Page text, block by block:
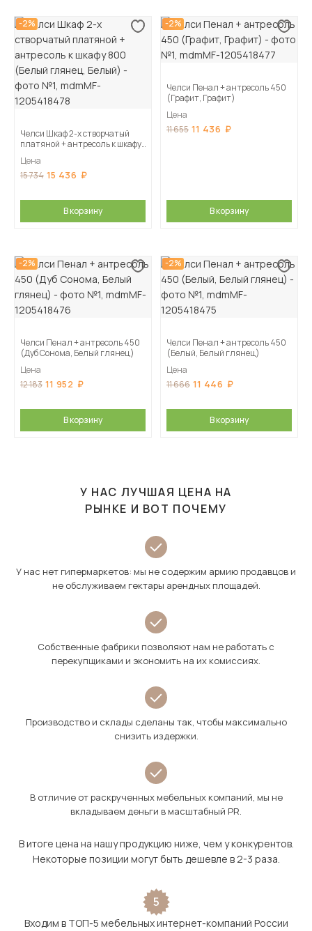
-2%
Челси Шкаф 2-х створчатый
платяной + антресоль к шкафу
Цена
15 734 15 436
В корзину
-2%
Челси Пенал + антресоль 450
(Графит, Графит)
Цена
11 655 11 436
В корзину
-2%
Челси Пенал + антресоль 450
(Дуб Сонома, Белый глянец)
Цена
12 183 11 952
В корзину
-2%
Челси Пенал + антресоль 450
(Белый, Белый глянец)
Цена
11 666 11 446
В корзину
У НАС ЛУЧШАЯ ЦЕНА НА
РЫНКЕ И ВОТ ПОЧЕМУ
У нас нет гипермаркетов: мы не содержим армию продавцов и
не обслуживаем гектары арендных площадей.
Собственные фабрики позволяют нам не работать с
перекупщиками и экономить на их комиссиях.
Производство и склады сделаны так, чтобы максимально
снизить издержки.
В отличие от раскрученных мебельных компаний, мы не
вкладываем деньги в масштабный PR.
В итоге цена на нашу продукцию ниже, чем у конкурентов.
Некоторые позиции могут быть дешевле в 2-3 раза.
5
Входим в ТОП-5 мебельных интернет-компаний России